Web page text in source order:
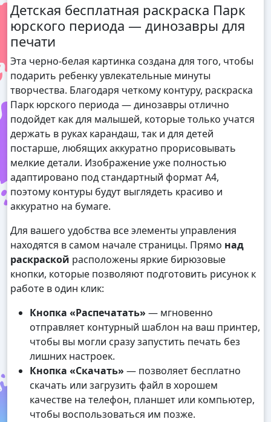
Детская бесплатная раскраска Парк
юрского периода — динозавры для
печати
Эта черно-белая картинка создана для того, чтобы
подарить ребенку увлекательные минуты
творчества. Благодаря четкому контуру, раскраска
Парк юрского периода — динозавры отлично
подойдет как для малышей, которые только учатся
держать в руках карандаш, так и для детей
постарше, любящих аккуратно прорисовывать
мелкие детали. Изображение уже полностью
адаптировано под стандартный формат А4,
поэтому контуры будут выглядеть красиво и
аккуратно на бумаге.
Для вашего удобства все элементы управления
находятся в самом начале страницы. Прямо над
раскраской расположены яркие бирюзовые
кнопки, которые позволяют подготовить рисунок к
работе в один клик:
Кнопка «Распечатать» — мгновенно
отправляет контурный шаблон на ваш принтер,
чтобы вы могли сразу запустить печать без
лишних настроек.
Кнопка «Скачать» — позволяет бесплатно
скачать или загрузить файл в хорошем
качестве на телефон, планшет или компьютер,
чтобы воспользоваться им позже.